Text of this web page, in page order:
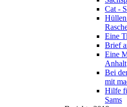
Cat -
Eine
Brief
Eine
Anhalt
Bei
mit
Hilfe
Sams